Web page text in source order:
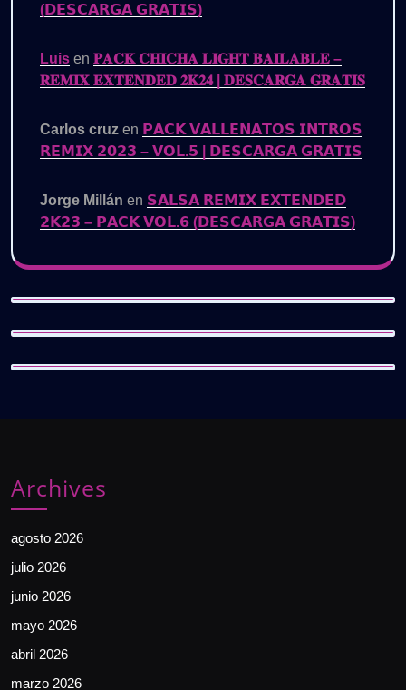
(𝗗𝗘𝗦𝗖𝗔𝗥𝗚𝗔 𝗚𝗥𝗔𝗧𝗜𝗦)
Luis en 𝐏𝐀𝐂𝐊 𝐂𝐇𝐈𝐂𝐇𝐀 𝐋𝐈𝐆𝐇𝐓 𝐁𝐀𝐈𝐋𝐀𝐁𝐋𝐄 –
𝐑𝐄𝐌𝐈𝐗 𝐄𝐗𝐓𝐄𝐍𝐃𝐄𝐃 𝟐𝐊𝟐𝟒 | 𝐃𝐄𝐒𝐂𝐀𝐑𝐆𝐀 𝐆𝐑𝐀𝐓𝐈𝐒
Carlos cruz en 𝗣𝗔𝗖𝗞 𝗩𝗔𝗟𝗟𝗘𝗡𝗔𝗧𝗢𝗦 𝗜𝗡𝗧𝗥𝗢𝗦
𝗥𝗘𝗠𝗜𝗫 𝟮𝟬𝟮𝟯 – 𝗩𝗢𝗟.𝟱 | 𝗗𝗘𝗦𝗖𝗔𝗥𝗚𝗔 𝗚𝗥𝗔𝗧𝗜𝗦
Jorge Millán en 𝗦𝗔𝗟𝗦𝗔 𝗥𝗘𝗠𝗜𝗫 𝗘𝗫𝗧𝗘𝗡𝗗𝗘𝗗
𝟮𝗞𝟮𝟯 – 𝗣𝗔𝗖𝗞 𝗩𝗢𝗟.𝟲 (𝗗𝗘𝗦𝗖𝗔𝗥𝗚𝗔 𝗚𝗥𝗔𝗧𝗜𝗦)
Archives
agosto 2026
julio 2026
junio 2026
mayo 2026
abril 2026
marzo 2026